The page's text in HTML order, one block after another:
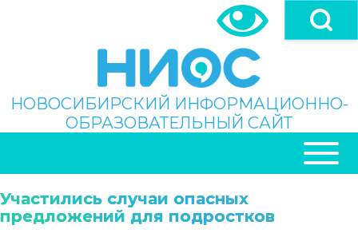
Поиск
НОВОСИБИРСКИЙ ИНФОРМАЦИОННО-
ОБРАЗОВАТЕЛЬНЫЙ САЙТ
НАВИГАЦИЯ
Участились случаи опасных
предложений для подростков